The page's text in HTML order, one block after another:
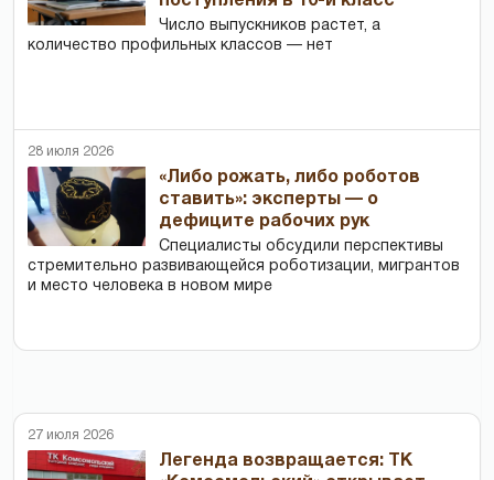
Число выпускников растет, а
количество профильных классов — нет
28 июля 2026
«Либо рожать, либо роботов
ставить»: эксперты — о
дефиците рабочих рук
Специалисты обсудили перспективы
стремительно развивающейся роботизации, мигрантов
и место человека в новом мире
27 июля 2026
Легенда возвращается: ТК